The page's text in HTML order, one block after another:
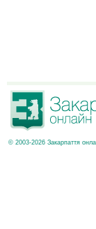
© 2003-2026 Закарпаття